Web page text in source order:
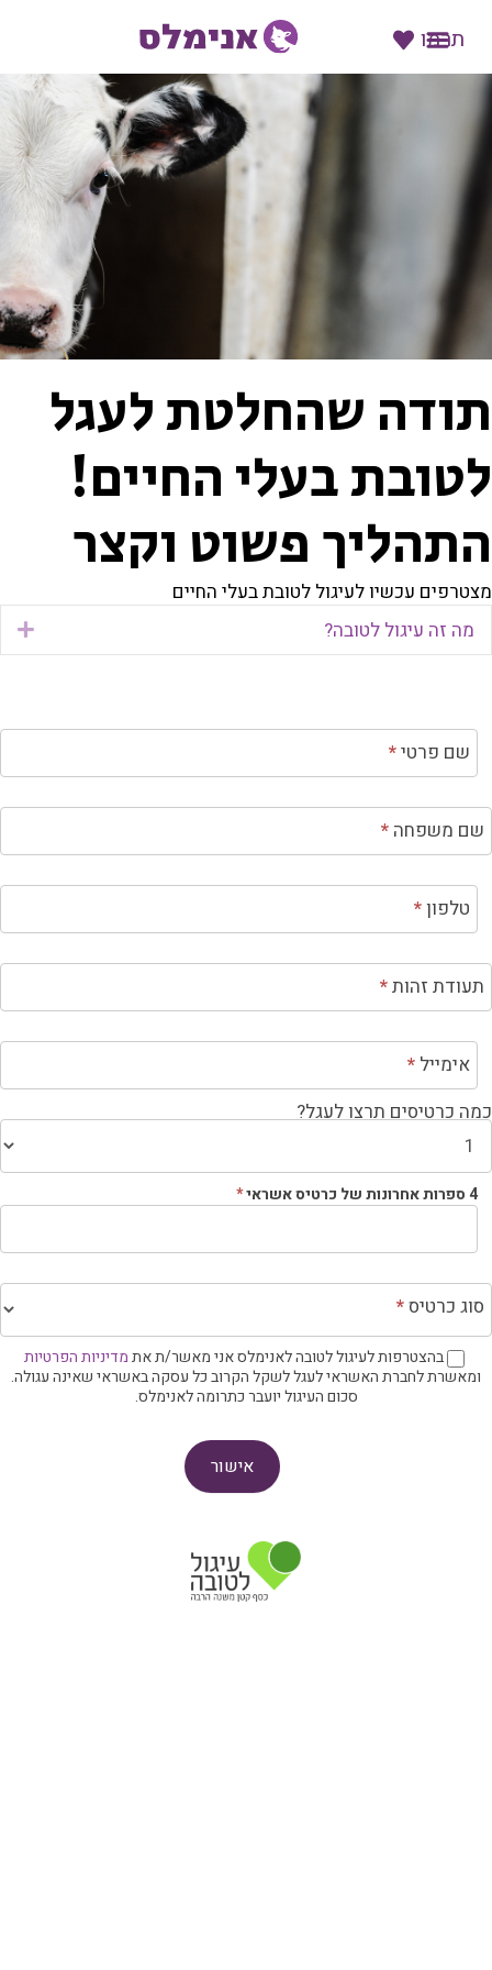
תרמו
שהחלטת לעגל
בעלי החיים!
פשוט וקצר
עכשיו לעיגול לטובת בעלי החיים
מה זה עיגול לטובה?
שם פרטי*
משפחה*
טלפון*
זהות*
אימייל*
כרטיסים תרצו לעגל?
*
כרטיס*
בהצטרפות לעיגול לטובה לאנימלס אני מאשר/ת אתמדיניות הפרטיות
לחברת האשראי לעגל לשקל הקרוב כל עסקה באשראי שאינה עגולה.
סכום העיגול יועבר כתרומה לאנימלס.
אישור